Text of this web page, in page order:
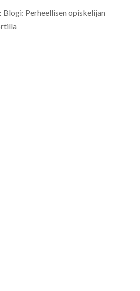
: Blogi: Perheellisen opiskelijan